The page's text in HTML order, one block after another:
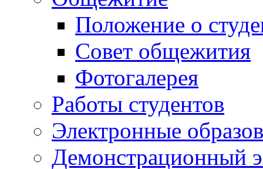
Положение о
Совет общежития
Фотогалерея
Работы студентов
Электронные
Демонстрационный